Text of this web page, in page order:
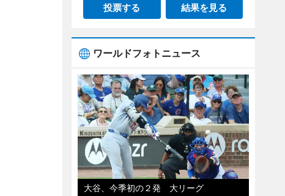
投票する 結果を見る
ワールドフォトニュース
大谷、今季初の２発 大リーグ